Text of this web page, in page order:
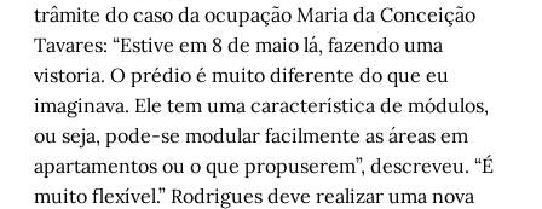
trâmite do caso da ocupação Maria da Conceição
Tavares: “Estive em 8 de maio lá, fazendo uma
vistoria. O prédio é muito diferente do que eu
imaginava. Ele tem uma característica de módulos,
ou seja, pode-se modular facilmente as áreas em
apartamentos ou o que propuserem”, descreveu. “É
muito flexível.” Rodrigues deve realizar uma nova